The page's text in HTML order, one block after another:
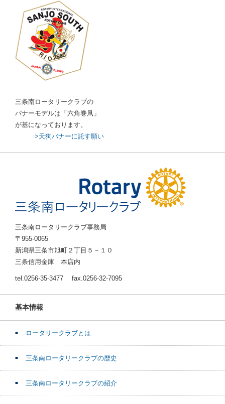
三条南ロータリークラブの
バナーモデルは「六角巻凧」
が基になっております。
>天狗バナーに託す願い
三条南ロータリークラブ事務局
〒955-0065
新潟県三条市旭町２丁目５－１０
三条信用金庫 本店内
tel.0256-35-3477 fax.0256-32-7095
基本情報
ロータリークラブとは
三条南ロータリークラブの歴史
三条南ロータリークラブの紹介